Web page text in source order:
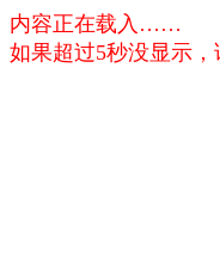
内容正在载入……
如果超过5秒没显示